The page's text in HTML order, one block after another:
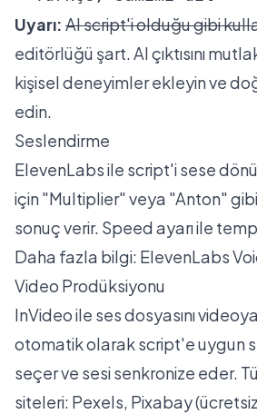
Uyarı: AI script'i olduğu gibi
editörlüğü şart. AI çıktısını
kişisel deneyimler ekleyin ve
edin.
Seslendirme
ElevenLabs ile script'i sese
için "Multiplier" veya "Anton"
sonuç verir. Speed ayarı ile
Daha fazla bilgi: ElevenLabs
Video Prodüksiyonu
InVideo ile ses dosyasını
otomatik olarak script'e uygun
seçer ve sesi senkronize eder.
siteleri: Pexels, Pixabay